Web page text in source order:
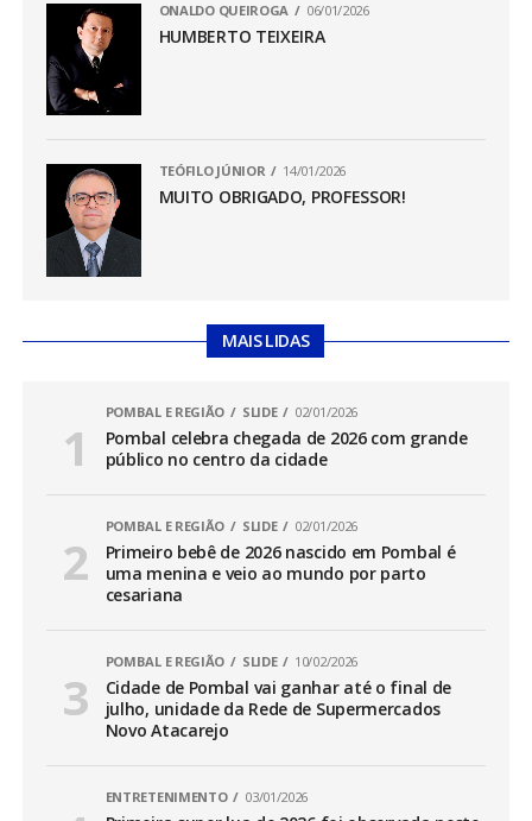
ONALDO QUEIROGA 06/01/2026
HUMBERTO TEIXEIRA
TEÓFILO JÚNIOR 14/01/2026
MUITO OBRIGADO, PROFESSOR!
MAIS LIDAS
POMBAL E REGIÃO SLIDE 02/01/2026
Pombal celebra chegada de 2026 com grande
público no centro da cidade
POMBAL E REGIÃO SLIDE 02/01/2026
Primeiro bebê de 2026 nascido em Pombal é
uma menina e veio ao mundo por parto
cesariana
POMBAL E REGIÃO SLIDE 10/02/2026
Cidade de Pombal vai ganhar até o final de
julho, unidade da Rede de Supermercados
Novo Atacarejo
ENTRETENIMENTO 03/01/2026